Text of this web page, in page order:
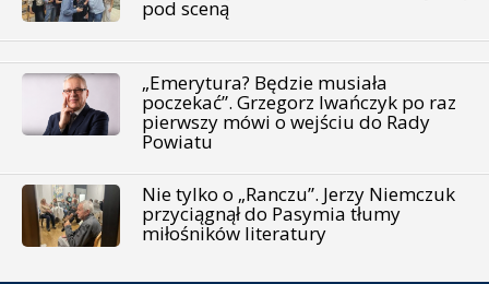
pod sceną
„Emerytura? Będzie musiała
poczekać”. Grzegorz Iwańczyk po raz
pierwszy mówi o wejściu do Rady
Powiatu
Nie tylko o „Ranczu”. Jerzy Niemczuk
przyciągnął do Pasymia tłumy
miłośników literatury